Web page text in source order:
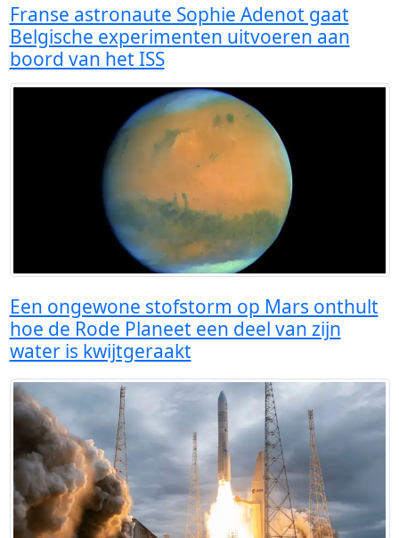
Franse astronaute Sophie Adenot gaat
Belgische experimenten uitvoeren aan
boord van het ISS
Een ongewone stofstorm op Mars onthult
hoe de Rode Planeet een deel van zijn
water is kwijtgeraakt